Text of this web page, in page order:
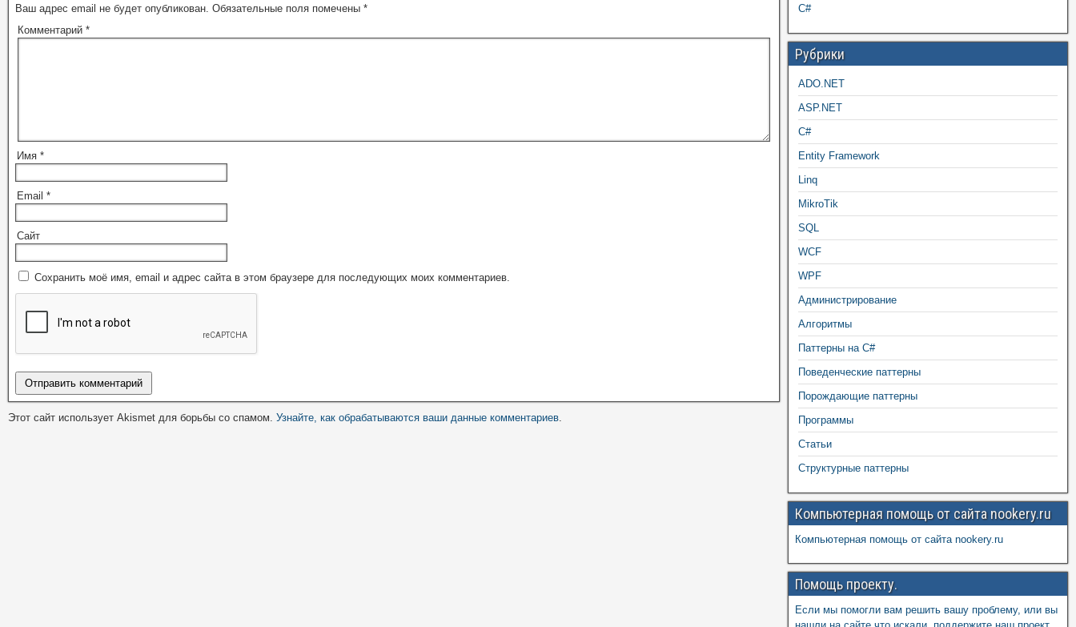
Ваш адрес email не будет опубликован. Обязательные поля помечены *
Комментарий *
Имя *
Email *
Сайт
Сохранить моё имя, email и адрес сайта в этом браузере для последующих моих комментариев.
Этот сайт использует Akismet для борьбы со спамом. Узнайте, как обрабатываются ваши данные комментариев
C#
Рубрики
ADO.NET
ASP.NET
C#
Entity Framework
Linq
MikroTik
SQL
WCF
WPF
Администрирование
Алгоритмы
Паттерны на C#
Поведенческие паттерны
Порождающие паттерны
Программы
Статьи
Структурные паттерны
Компьютерная помощь от сайта nookery.ru
Компьютерная помощь от сайта nookery.ru
Помощь проекту.
Если мы помогли вам решить вашу проблему, или вы